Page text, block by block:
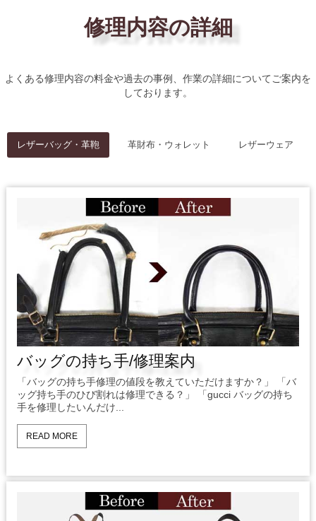
修理内容の詳細
よくある修理内容の料金や過去の事例、作業の詳細についてご案内を
しております。
レザーバッグ・革鞄 革財布・ウォレット レザーウェア
バッグの持ち手/修理案内
「バッグの持ち手修理の値段を教えていただけますか？」 「バ
ッグ持ち手のひび割れは修理できる？」 「gucci バッグの持ち
手を修理したいんだけ...
READ MORE